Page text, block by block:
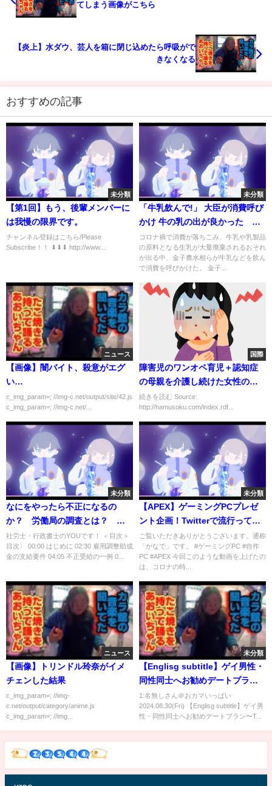
てしまう画像がこちら
【炎上】水ダウ、芸人を箱に閉じ込めたら呼吸がで
きなくなる
おすすめの記事
未分類
【第1回】もう、後輩メンバーに
は我慢の限界です。
チャンネル登録はこちら/Please
Subscribe！！ ⬇︎⬇︎⬇︎ http://www....
未分類
「牛乳飲んで!」 大臣が消費呼び
かけ 牛の乳の出が良かった 大
量廃棄のおそれも
コロナ禍で消費が落ちこみ、牛乳や乳製品
の原料となる生乳が大量廃棄されるおそれ
が出る中、金子農水相らが牛乳などを飲ん
で消費を呼びかけた。 金子...
ニュース
【画像】闇バイト、殺意がエグ
い…
c_img_param=; //img-c.net/output/site/42.js
c_img_param=; //img-c.net/...
国際
障害児のワンオペ育児＋認知症
の母親を介護し続けた女性の人
生が壮絶すぎると話題に…最後
は絞殺し自身も自殺未遂「何か
もう疲れてしまいました」
続きを読む Source:
http://hamusoku.com/index.rdf...
未分類
なにをやったら不正になるの
か？ 労働局の調査とは？ 具
体的にお話しします
社労士・行政書士のYOUです！ ＜目次＞
目次〉 00:00 はじめに 02:30 雇用調整助成
金の支給要件 04:05 不正受給の一例 0...
未分類
【APEX】ゲーミングPCプレゼ
ント企画！Twitterで流行ってる
奴(注意喚起)
ご覧いただきありがとうございます。通称
「かなで」です。 #ゲーミングPC #自作
PC #APEX 今回このような動画を上げたの
は、コロナの時...
ニュース
【画像】トリンドル玲奈がイメ
チェンした結果
c_img_param=; //img-
c.net/output/category/anime.js
c_img_param=; //img...
未分類
【Englisg subtitle】ゲイ男性・
同性同士へお勧めデートプラ
ン〜TAROちゃんねる #36 〜
1:名無しさん＠おカマいっぱい
2024.08.30(Fri) 【Englisg subtitle】ゲイ男
性・同性同士へお勧めデートプラン〜T...